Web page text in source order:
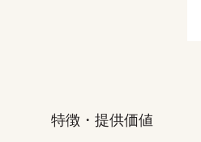
特徴・提供価値